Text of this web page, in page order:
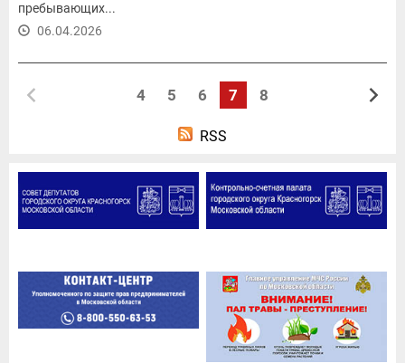
пребывающих...
06.04.2026
4 5 6 7 8
RSS